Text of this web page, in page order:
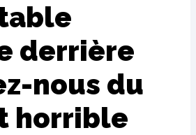
derrière
nous du
horrible